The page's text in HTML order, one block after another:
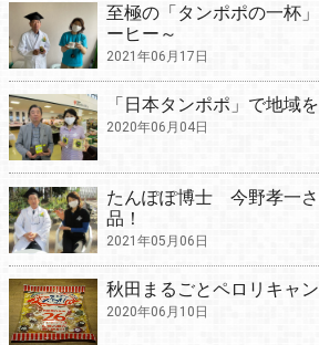
至極の「タンポポの一杯
ーヒー～
2021年06月17日
「日本タンポポ」で地域
2020年06月04日
たんぽぽ博士 今野孝一
品！
2021年05月06日
秋田まるごとペロリキャ
2020年06月10日